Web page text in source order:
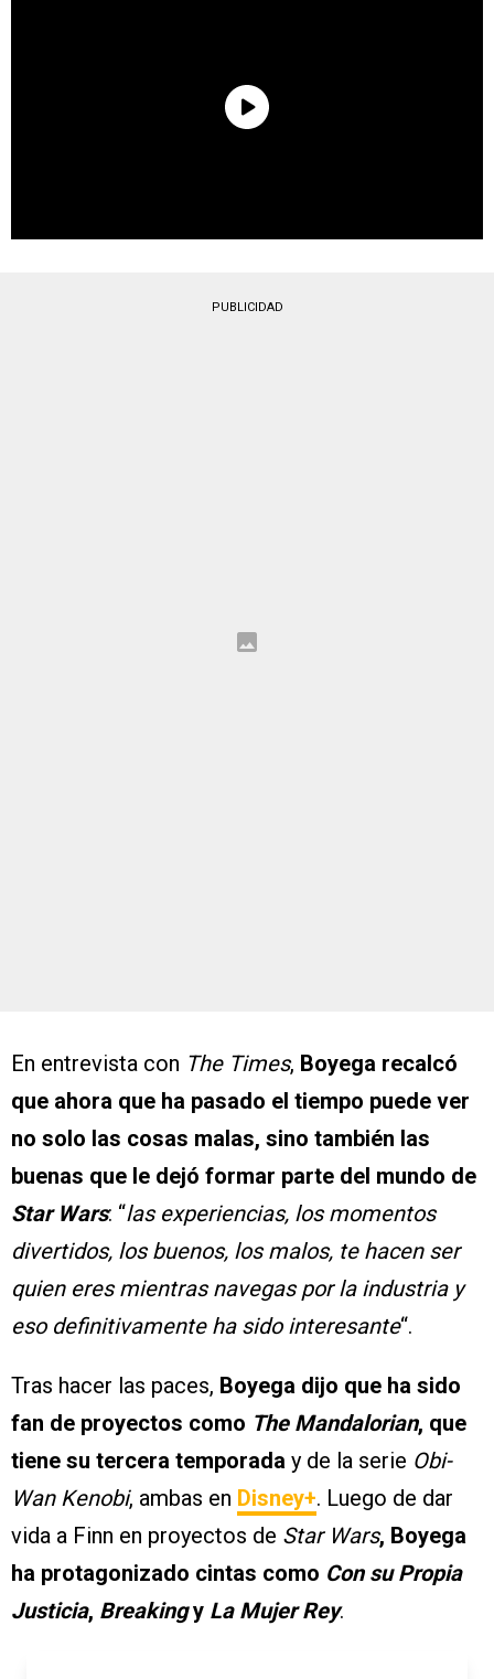
PUBLICIDAD
En entrevista con The Times, Boyega recalcó
que ahora que ha pasado el tiempo puede ver
no solo las cosas malas, sino también las
buenas que le dejó formar parte del mundo de
Star Wars: “las experiencias, los momentos
divertidos, los buenos, los malos, te hacen ser
quien eres mientras navegas por la industria y
eso definitivamente ha sido interesante“.
Tras hacer las paces, Boyega dijo que ha sido
fan de proyectos como The Mandalorian, que
tiene su tercera temporada y de la serie Obi-
Wan Kenobi, ambas en Disney+. Luego de dar
vida a Finn en proyectos de Star Wars, Boyega
ha protagonizado cintas como Con su Propia
Justicia, Breakingy La Mujer Rey.